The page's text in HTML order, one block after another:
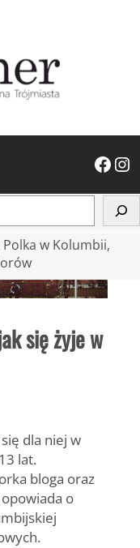
Facebook Instagram
Polka w Kolumbii,
się żyje w
dla niej w
lat.
bloga oraz
o